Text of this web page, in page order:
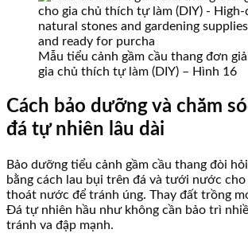
Mẫu tiểu cảnh gầm cầu thang đơn
gia chủ thích tự làm (DIY) – Hình 16
Cách bảo dưỡng và chăm
đá tự nhiên lâu dài
Bảo dưỡng tiểu cảnh gầm cầu thang đòi
bằng cách lau bụi trên đá và tưới nước cho
thoát nước để tránh úng. Thay đất trồng
Đá tự nhiên hầu như không cần bảo trì
tránh va đập mạnh.